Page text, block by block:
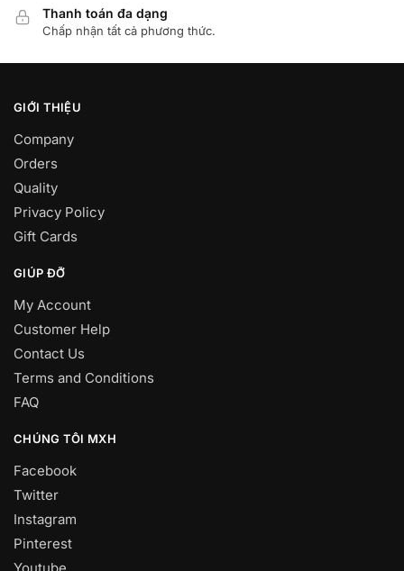
Thanh toán đa dạng
Chấp nhận tất cả phương thức.
GIỚI THIỆU
Company
Orders
Quality
Privacy Policy
Gift Cards
GIÚP ĐỠ
My Account
Customer Help
Contact Us
Terms and Conditions
FAQ
CHÚNG TÔI MXH
Facebook
Twitter
Instagram
Pinterest